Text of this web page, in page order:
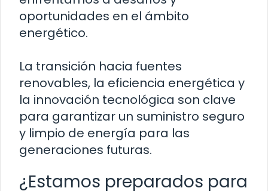
oportunidades en el ámbito
energético.
La transición hacia fuentes
renovables, la eficiencia energética y
la innovación tecnológica son clave
para garantizar un suministro seguro
y limpio de energía para las
generaciones futuras.
¿Estamos preparados para